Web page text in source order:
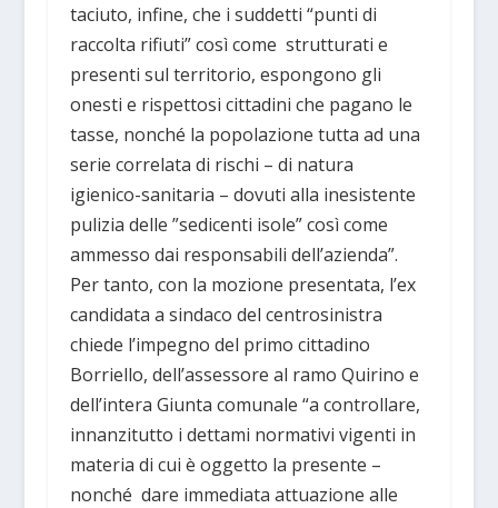
taciuto, infine, che i suddetti “punti di
raccolta rifiuti” così come strutturati e
presenti sul territorio, espongono gli
onesti e rispettosi cittadini che pagano le
tasse, nonché la popolazione tutta ad una
serie correlata di rischi – di natura
igienico-sanitaria – dovuti alla inesistente
pulizia delle ”sedicenti isole” così come
ammesso dai responsabili dell’azienda”.
Per tanto, con la mozione presentata, l’ex
candidata a sindaco del centrosinistra
chiede l’impegno del primo cittadino
Borriello, dell’assessore al ramo Quirino e
dell’intera Giunta comunale “a controllare,
innanzitutto i dettami normativi vigenti in
materia di cui è oggetto la presente –
nonché dare immediata attuazione alle